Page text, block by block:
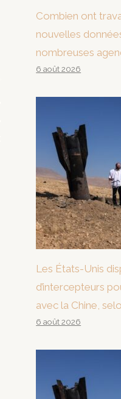
Combien ont
nouvelles
nombreuses
6 août 2026
Les États-Unis
d’intercepteurs
avec la Chine,
6 août 2026